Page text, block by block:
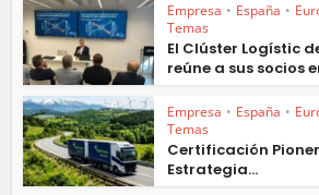
Empresa • España •
Temas
El Clúster Logístic
reúne a sus socios
Empresa • España •
Temas
Certificación
Estrategia...